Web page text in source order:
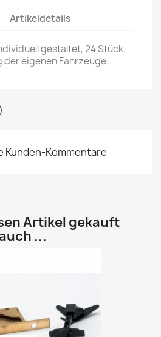
Artikeldetails
gestaltet, 24 Stück.
der eigenen Fahrzeuge.
Kunden-Kommentare
Artikel gekauft
...